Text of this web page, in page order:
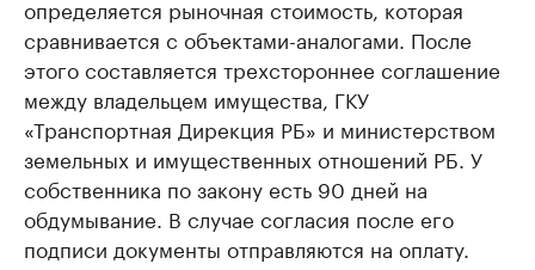
определяется рыночная стоимость, которая
сравнивается с объектами-аналогами. После
этого составляется трехстороннее соглашение
между владельцем имущества, ГКУ
«Транспортная Дирекция РБ» и министерством
земельных и имущественных отношений РБ. У
собственника по закону есть 90 дней на
обдумывание. В случае согласия после его
подписи документы отправляются на оплату.